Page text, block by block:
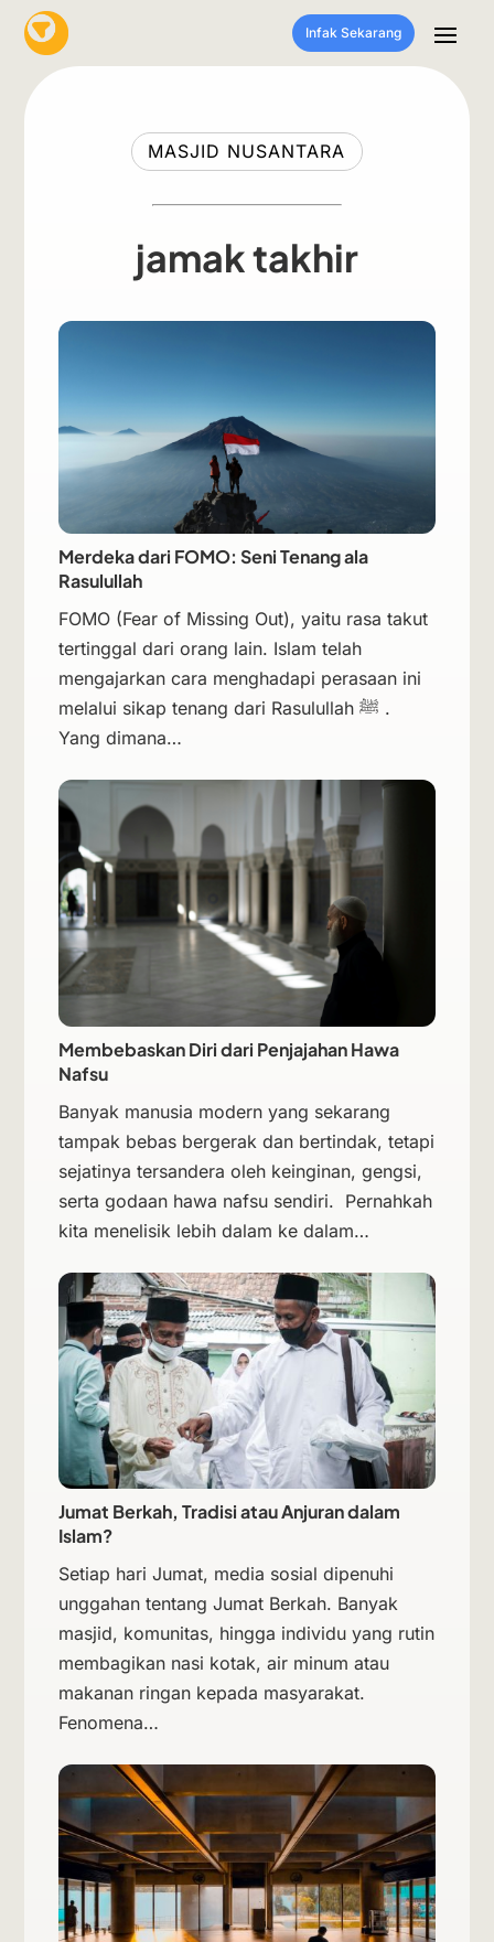
Infak Sekarang
MASJID NUSANTARA
jamak takhir
Merdeka dari FOMO: Seni Tenang ala
Rasulullah
FOMO (Fear of Missing Out), yaitu rasa takut
tertinggal dari orang lain. Islam telah
mengajarkan cara menghadapi perasaan ini
melalui sikap tenang dari Rasulullah ﷺ .
Yang dimana…
Membebaskan Diri dari Penjajahan Hawa
Nafsu
Banyak manusia modern yang sekarang
tampak bebas bergerak dan bertindak, tetapi
sejatinya tersandera oleh keinginan, gengsi,
serta godaan hawa nafsu sendiri. Pernahkah
kita menelisik lebih dalam ke dalam…
Jumat Berkah, Tradisi atau Anjuran dalam
Islam?
Setiap hari Jumat, media sosial dipenuhi
unggahan tentang Jumat Berkah. Banyak
masjid, komunitas, hingga individu yang rutin
membagikan nasi kotak, air minum atau
makanan ringan kepada masyarakat.
Fenomena…